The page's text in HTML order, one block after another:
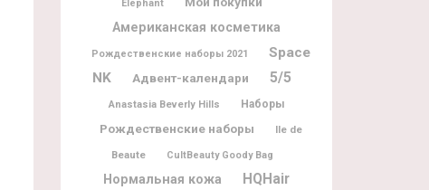
Elephant
Американская косметика
Рождественские наборы 2021
Space
NK
Адвент-календари 5/5
Anastasia Beverly Hills Наборы
Рождественские наборы
Ile de
Beaute
CultBeauty Goody Bag
Нормальная кожа HQHair